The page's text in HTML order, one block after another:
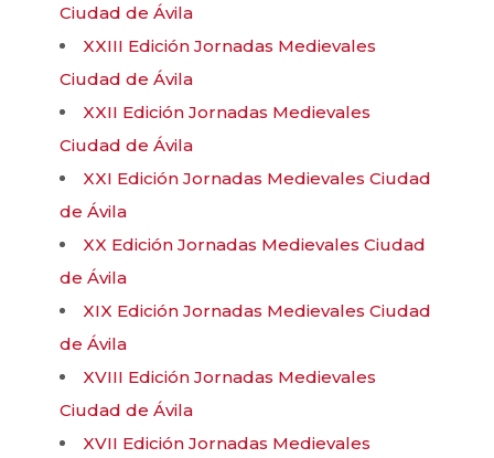
Ciudad de Ávila
XXIII Edición Jornadas Medievales
Ciudad de Ávila
XXII Edición Jornadas Medievales
Ciudad de Ávila
XXI Edición Jornadas Medievales Ciudad
de Ávila
XX Edición Jornadas Medievales Ciudad
de Ávila
XIX Edición Jornadas Medievales Ciudad
de Ávila
XVIII Edición Jornadas Medievales
Ciudad de Ávila
XVII Edición Jornadas Medievales